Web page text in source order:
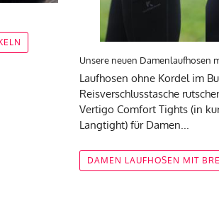
Unsere neuen Damenlaufhosen
Laufhosen ohne Kordel im
Reisverschlusstasche
Vertigo Comfort Tights (in
Langtight) für Damen...
DAMEN LAUFHOSEN MIT